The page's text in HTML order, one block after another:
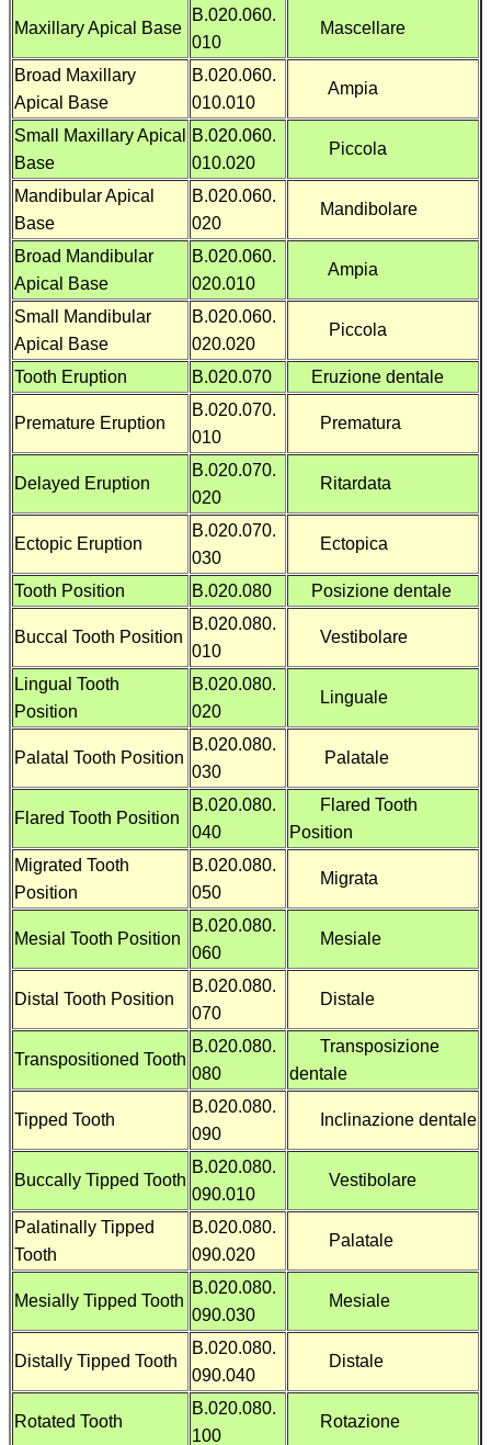
Maxillary Apical Base
B.020.060.
010
Mascellare
Broad Maxillary
Apical Base
B.020.060.
010.010
Ampia
Small Maxillary Apical
Base
B.020.060.
010.020
Piccola
Mandibular Apical
Base
B.020.060.
020
Mandibolare
Broad Mandibular
Apical Base
B.020.060.
020.010
Ampia
Small Mandibular
Apical Base
B.020.060.
020.020
Piccola
Tooth Eruption B.020.070 Eruzione dentale
Premature Eruption
B.020.070.
010
Prematura
Delayed Eruption
B.020.070.
020
Ritardata
Ectopic Eruption
B.020.070.
030
Ectopica
Tooth Position B.020.080 Posizione dentale
Buccal Tooth Position
B.020.080.
010
Vestibolare
Lingual Tooth
Position
B.020.080.
020
Linguale
Palatal Tooth Position
B.020.080.
030
Palatale
Flared Tooth Position
B.020.080.
040
Flared Tooth
Position
Migrated Tooth
Position
B.020.080.
050
Migrata
Mesial Tooth Position
B.020.080.
060
Mesiale
Distal Tooth Position
B.020.080.
070
Distale
Transpositioned Tooth
B.020.080.
080
Transposizione
dentale
Tipped Tooth
B.020.080.
090
Inclinazione dentale
Buccally Tipped Tooth
B.020.080.
090.010
Vestibolare
Palatinally Tipped
Tooth
B.020.080.
090.020
Palatale
Mesially Tipped Tooth
B.020.080.
090.030
Mesiale
Distally Tipped Tooth
B.020.080.
090.040
Distale
Rotated Tooth
B.020.080.
100
Rotazione